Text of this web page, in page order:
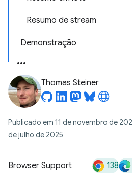
Resumo de stream
Demonstração
Thomas Steiner
Publicado em 11 de novembro de
de julho de 2025
Browser Support 138